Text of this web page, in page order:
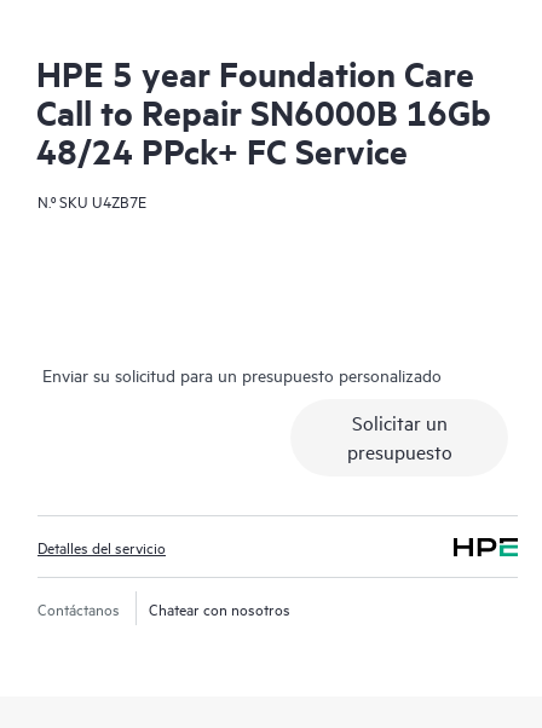
HPE 5 year Foundation Care
Call to Repair SN6000B 16Gb
48/24 PPck+ FC Service
N.º SKU U4ZB7E
Enviar su solicitud para un presupuesto personalizado
Solicitar un
presupuesto
Detalles del servicio
Contáctanos Chatear con nosotros